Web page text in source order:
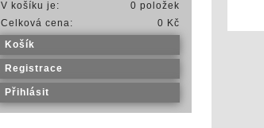
V košíku je:
0 položek
Celková cena:
0 Kč
Košík
Registrace
Přihlásit